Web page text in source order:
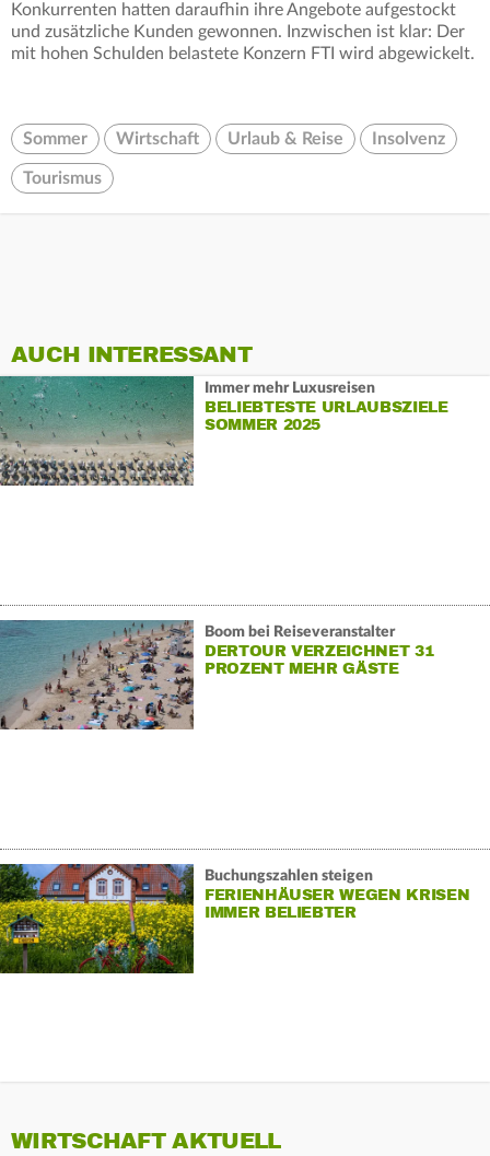
Konkurrenten hatten daraufhin ihre Angebote aufgestockt
und zusätzliche Kunden gewonnen. Inzwischen ist klar: Der
mit hohen Schulden belastete Konzern FTI wird abgewickelt.
Sommer Wirtschaft Urlaub & Reise Insolvenz
Tourismus
AUCH INTERESSANT
Immer mehr Luxusreisen
BELIEBTESTE URLAUBSZIELE
SOMMER 2025
Boom bei Reiseveranstalter
DERTOUR VERZEICHNET 31
PROZENT MEHR GÄSTE
Buchungszahlen steigen
FERIENHÄUSER WEGEN KRISEN
IMMER BELIEBTER
WIRTSCHAFT AKTUELL